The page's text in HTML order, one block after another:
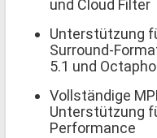
und Cloud Filter
Unterstützung
Surround-
5.1 und
Vollständige
Unterstützung
Performance